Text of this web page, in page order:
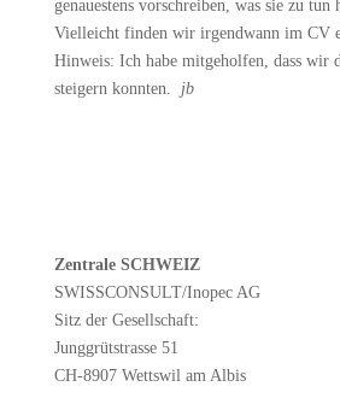
genauestens vorschreiben, was sie zu tun
Vielleicht finden wir irgendwann im CV
Hinweis: Ich habe mitgeholfen, dass wir
steigern konnten. jb
Zentrale SCHWEIZ
SWISSCONSULT/Inopec AG
Sitz der Gesellschaft:
Junggrütstrasse 51
CH-8907 Wettswil am Albis